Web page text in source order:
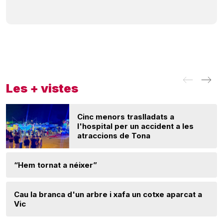
Les + vistes
Cinc menors traslladats a
l'hospital per un accident a les
atraccions de Tona
“Hem tornat a néixer”
Cau la branca d'un arbre i xafa un cotxe aparcat a
Vic